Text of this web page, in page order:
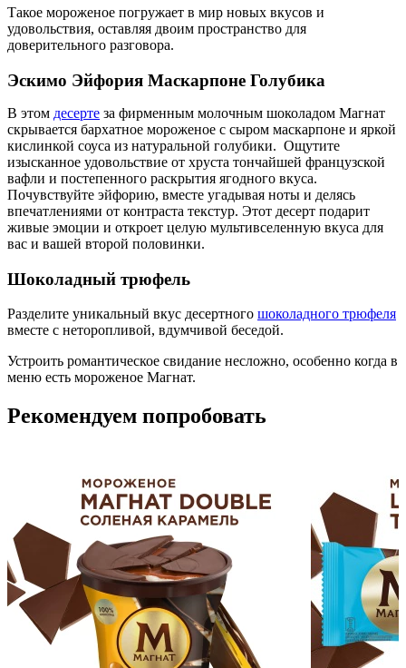
Такое мороженое погружает в мир новых вкусов и
удовольствия, оставляя двоим пространство для
доверительного разговора.
Эскимо Эйфория Маскарпоне Голубика
В этом десерте за фирменным молочным шоколадом Магнат
скрывается бархатное мороженое с сыром маскарпоне и яркой
кислинкой соуса из натуральной голубики. Ощутите
изысканное удовольствие от хруста тончайшей французской
вафли и постепенного раскрытия ягодного вкуса.
Почувствуйте эйфорию, вместе угадывая ноты и делясь
впечатлениями от контраста текстур. Этот десерт подарит
живые эмоции и откроет целую мультивселенную вкуса для
вас и вашей второй половинки.
Шоколадный трюфель
Разделите уникальный вкус десертного шоколадного трюфеля
вместе с неторопливой, вдумчивой беседой.
Устроить романтическое свидание несложно, особенно когда в
меню есть мороженое Магнат.
Рекомендуем попробовать